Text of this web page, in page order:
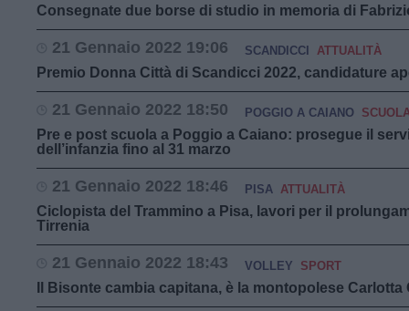
Consegnate due borse di studio in memoria di
21 Gennaio 2022 19:06 SCANDICCI ATTUALITÀ
Premio Donna Città di Scandicci 2022, candidature
21 Gennaio 2022 18:50 POGGIO A CAIANO
Pre e post scuola a Poggio a Caiano: prosegue il
dell’infanzia fino al 31 marzo
21 Gennaio 2022 18:46 PISA ATTUALITÀ
Ciclopista del Trammino a Pisa, lavori per il
Tirrenia
21 Gennaio 2022 18:43 VOLLEY SPORT
Il Bisonte cambia capitana, è la montopolese Carlotta